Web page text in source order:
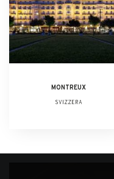
MONTREUX
SVIZZERA